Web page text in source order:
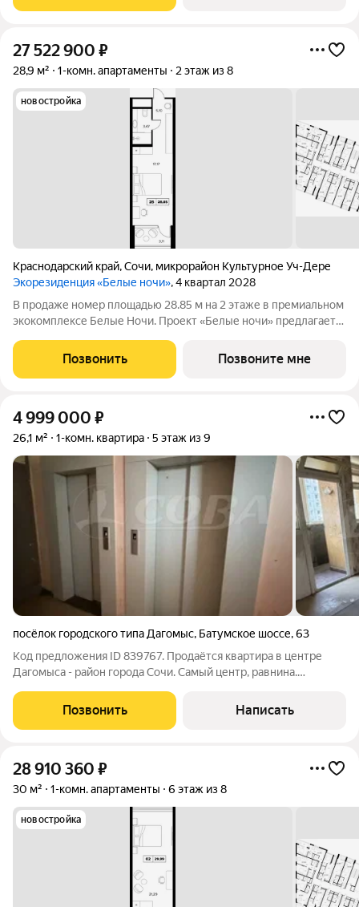
27 522 900 ₽
28,9 м² 1-комн. апартаменты 2 этаж из 8
новостройка
Краснодарский край,Сочи, микрорайон Культурное Уч-Дере
Экорезиденция «Белые ночи», 4 квартал 2028
В продаже номер площадью 28.85 м на 2 этаже в премиальном
экокомплексе Белые Ночи. Проект «Белые ночи» предлагает
поддерживает долголетие. Всё устроено так, чтобы телу было
легко включаться в
Позвонить Позвоните мне
4 999 000 ₽
26,1 м² 1-комн. квартира 5 этаж из 9
посёлок городского типа Дагомыс, Батумское шоссе,63
Код предложения ID 839767. Продаётся квартира в центре
Дагомыса - район города Сочи. Самый центр, равнина.
необходимое для комфортного проживания в шаговой
доступности. Все вопросы по телефону,
Позвонить Написать
28 910 360 ₽
30 м² 1-комн. апартаменты 6 этаж из 8
новостройка